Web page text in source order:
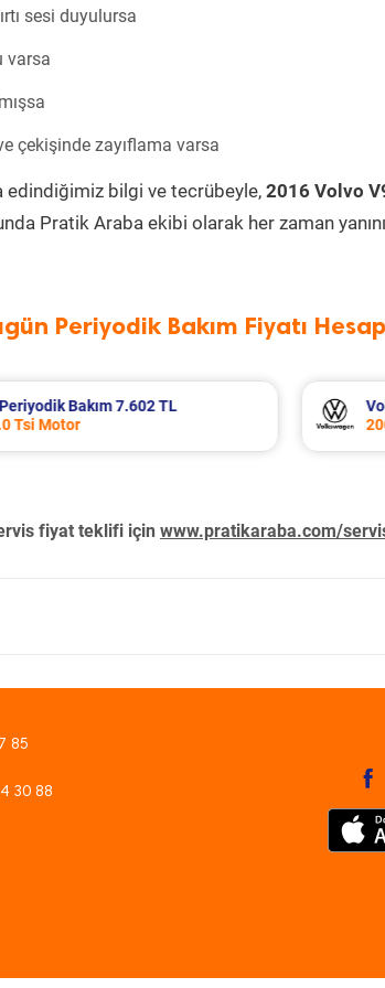
sesi duyulursa
varsa
çekişinde zayıflama varsa
edindiğimiz bilgi ve tecrübeyle, 2016 Volvo
Pratik Araba ekibi olarak her zaman
Periyodik Bakım Fiyatı
Passat Periyodik Bakım 6.883 TL
1.4 Tsi Motor
fiyat teklifi için www.pratikaraba.com/
85
30 88